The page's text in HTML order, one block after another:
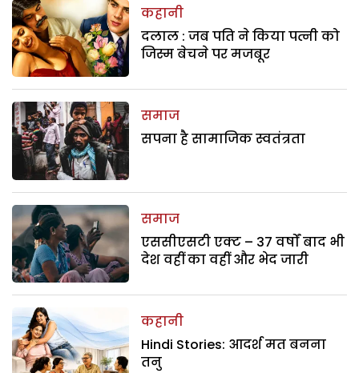
कहानी
दलाल : जब पति ने किया पत्नी को
जिस्म बेचने पर मजबूर
समाज
सपना है सामाजिक स्वतंत्रता
समाज
एससीएसटी एक्ट – 37 वर्षों बाद भी
देश वहीं का वहीं और भेद जारी
कहानी
Hindi Stories: आदर्श मत बनना
तनु